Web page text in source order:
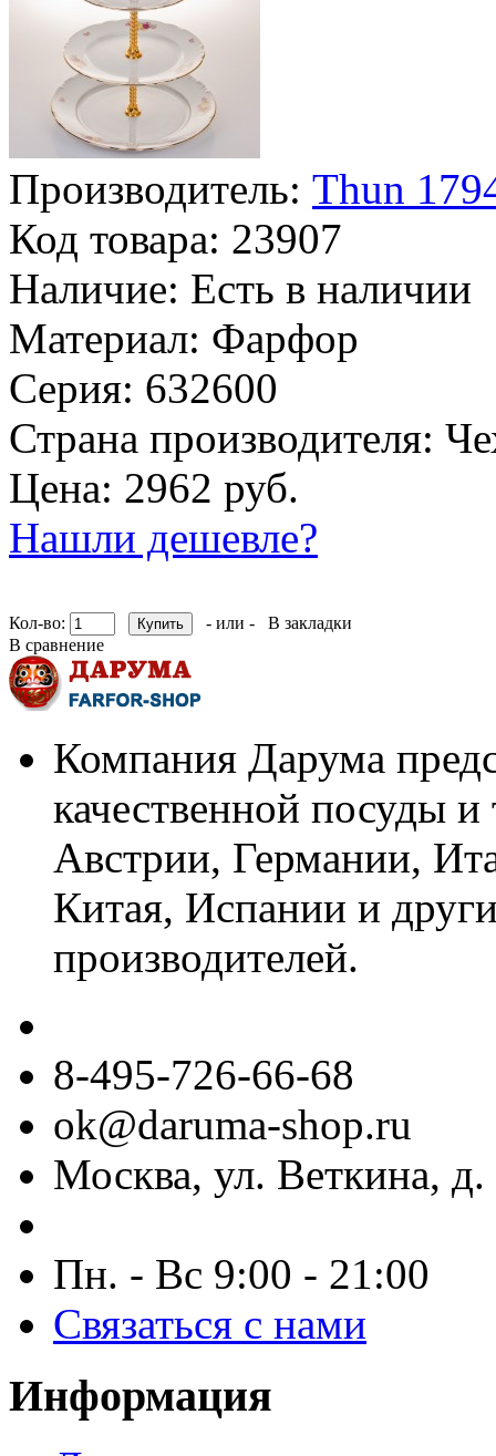
Производитель: Thun
Код товара: 23907
Наличие: Есть в наличии
Материал: Фарфор
Серия: 632600
Страна производителя:
Цена: 2962 руб.
Нашли дешевле?
Кол-во: - или -
В закладки
В сравнение
Компания Дарума
качественной посуды
Австрии, Германии,
Китая, Испании и
производителей.
8-495-726-66-68
ok@daruma-shop.ru
Москва, ул. Веткина, д.
Пн. - Вс 9:00 - 21:00
Связаться с нами
Информация